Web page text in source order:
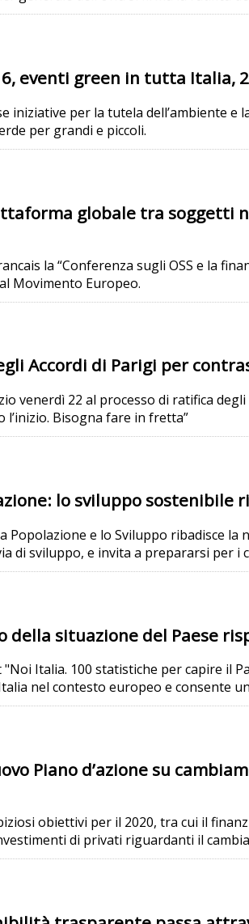
eventi green in tutta Italia,
iniziative per la tutela dell’ambiente
per grandi e piccoli.
globale tra soggetti
la “Conferenza sugli OSS e la
Movimento Europeo.
Accordi di Parigi per
venerdì 22 al processo di ratifica
l’inizio. Bisogna fare in fretta”
lo sviluppo sostenibile
Popolazione e lo Sviluppo ribadisce
di sviluppo, e invita a prepararsi per i
della situazione del Paese
Italia. 100 statistiche per capire il
nel contesto europeo e consente
Piano d’azione su
obiettivi per il 2020, tra cui il
di privati riguardanti il